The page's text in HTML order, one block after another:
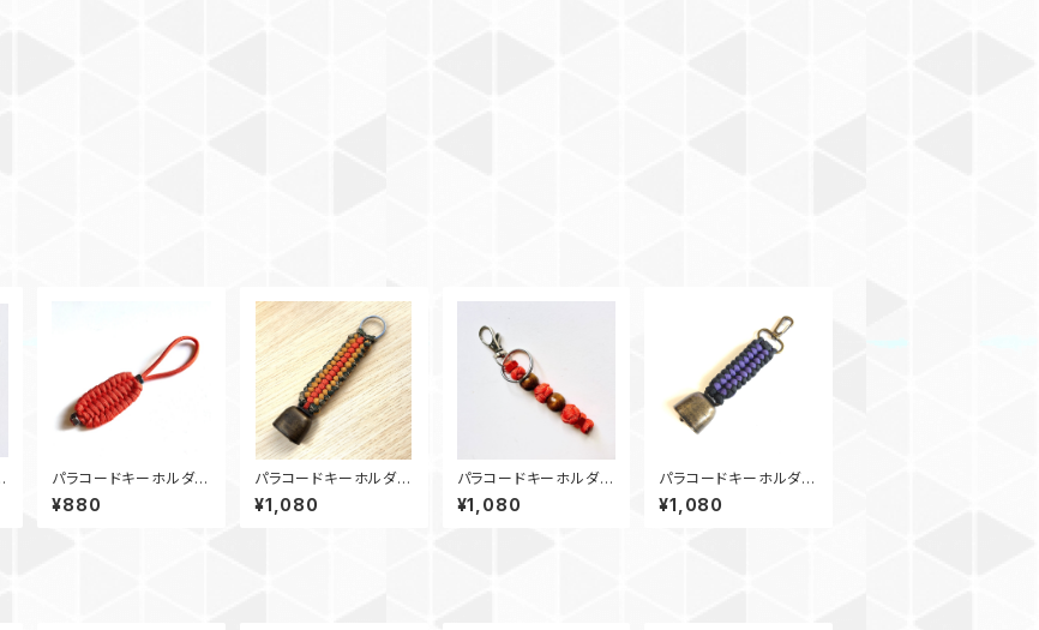
パラコードキーホルダ
ー チャーム トリロバ
イトN2 オレンジ
¥880
パラコードキーホルダ
ー 熊鈴_SC_オレンジ
カーキカモ180
¥1,080
パラコードキーホルダ
ー ダイヤモンド_ウッ
ドビーズ2_Rナット2_オ
¥1,080
パラコードキーホルダ
ー 熊鈴_SC_紫黒 カ
ウベル キーリング
¥1,080